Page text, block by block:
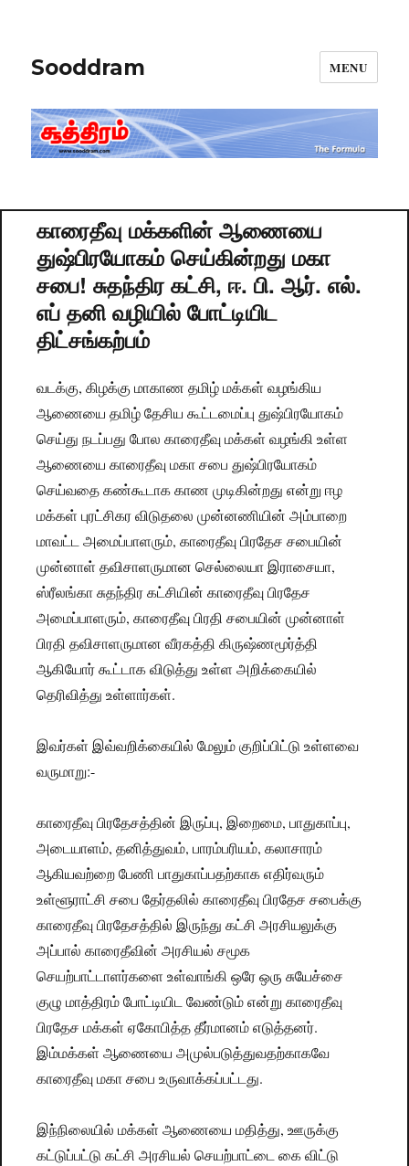
Sooddram MENU
காரைதீவு மக்களின் ஆணையை
துஷ்பிரயோகம் செய்கின்றது மகா
சபை! சுதந்திர கட்சி, ஈ. பி. ஆர். எல்.
எப் தனி வழியில் போட்டியிட
திட்சங்கற்பம்
வடக்கு, கிழக்கு மாகாண தமிழ் மக்கள் வழங்கிய
ஆணையை தமிழ் தேசிய கூட்டமைப்பு துஷ்பிரயோகம்
செய்து நடப்பது போல காரைதீவு மக்கள் வழங்கி உள்ள
ஆணையை காரைதீவு மகா சபை துஷ்பிரயோகம்
செய்வதை கண்கூடாக காண முடிகின்றது என்று ஈழ
மக்கள் புரட்சிகர விடுதலை முன்னணியின் அம்பாறை
மாவட்ட அமைப்பாளரும், காரைதீவு பிரதேச சபையின்
முன்னாள் தவிசாளருமான செல்லையா இராசையா,
ஸ்ரீலங்கா சுதந்திர கட்சியின் காரைதீவு பிரதேச
அமைப்பாளரும், காரைதீவு பிரதி சபையின் முன்னாள்
பிரதி தவிசாளருமான வீரகத்தி கிருஷ்ணமூர்த்தி
ஆகியோர் கூட்டாக விடுத்து உள்ள அறிக்கையில்
தெரிவித்து உள்ளார்கள்.
இவர்கள் இவ்வறிக்கையில் மேலும் குறிப்பிட்டு உள்ளவை
வருமாறு:-
காரைதீவு பிரதேசத்தின் இருப்பு, இறைமை, பாதுகாப்பு,
அடையாளம், தனித்துவம், பாரம்பரியம், கலாசாரம்
ஆகியவற்றை பேணி பாதுகாப்பதற்காக எதிர்வரும்
உள்ளூராட்சி சபை தேர்தலில் காரைதீவு பிரதேச சபைக்கு
காரைதீவு பிரதேசத்தில் இருந்து கட்சி அரசியலுக்கு
அப்பால் காரைதீவின் அரசியல் சமூக
செயற்பாட்டாளர்களை உள்வாங்கி ஒரே ஒரு சுயேச்சை
குழு மாத்திரம் போட்டியிட வேண்டும் என்று காரைதீவு
பிரதேச மக்கள் ஏகோபித்த தீர்மானம் எடுத்தனர்.
இம்மக்கள் ஆணையை அமுல்படுத்துவதற்காகவே
காரைதீவு மகா சபை உருவாக்கப்பட்டது.
இந்நிலையில் மக்கள் ஆணையை மதித்து, ஊருக்கு
கட்டுப்பட்டு கட்சி அரசியல் செயற்பாட்டை கை விட்டு